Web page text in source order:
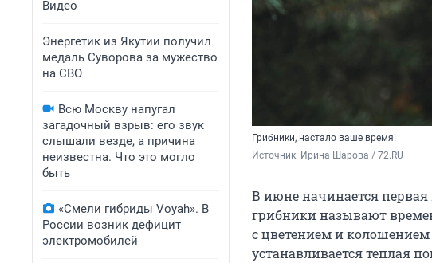
Видео
Энергетик из Якутии получил
медаль Суворова за мужество
на СВО
Всю Москву напугал
загадочный взрыв: его звук
слышали везде, а причина
неизвестна. Что это могло
быть
«Смели гибриды Voyah». В
России возник дефицит
электромобилей
Грибники, настало ваше время!
Источник: Ирина Шарова / 72.RU
В июне начинается
грибники называют
с цветением и
устанавливается теплая